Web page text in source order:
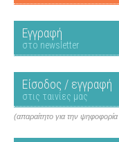
Εγγραφή
στο newsletter
Είσοδος / εγγραφή
στις ταινίες μας
(απαραίτητο για την